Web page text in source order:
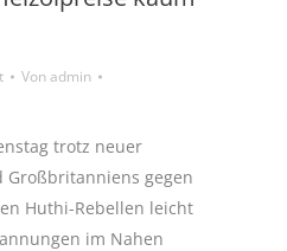
Vonadmin
trotz neuer
Großbritanniens gegen
Huthi-Rebellen leicht
im Nahen